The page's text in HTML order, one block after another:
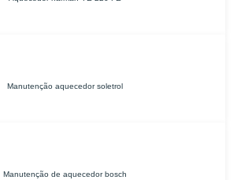
Manutenção aquecedor soletrol
Manutenção de aquecedor bosch